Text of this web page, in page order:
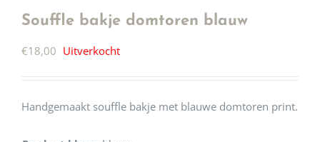
Souffle bakje domtoren blauw
€18,00 Uitverkocht
Handgemaakt souffle bakje met blauwe domtoren print.